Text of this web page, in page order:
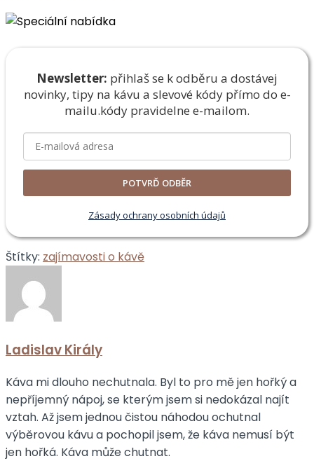
Newsletter: přihlaš se k odběru a dostávej
novinky, tipy na kávu a slevové kódy přímo do e-
mailu.kódy pravidelne e-mailom.
POTVRĎ ODBĚR
Zásady ochrany osobních údajů
Štítky: zajímavosti o kávě
Ladislav Király
Káva mi dlouho nechutnala. Byl to pro mě jen hořký a
nepříjemný nápoj, se kterým jsem si nedokázal najít
vztah. Až jsem jednou čistou náhodou ochutnal
výběrovou kávu a pochopil jsem, že káva nemusí být
jen hořká. Káva může chutnat.